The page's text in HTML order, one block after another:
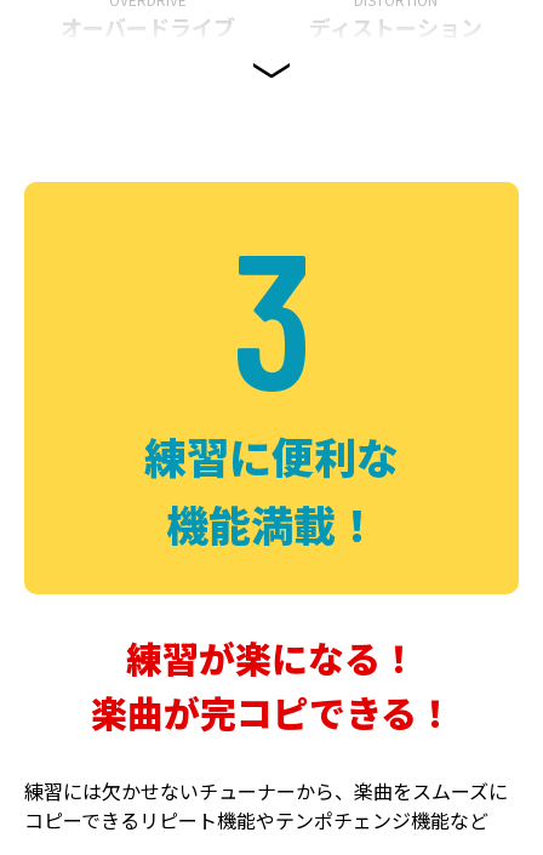
オーバードライブ ディストーション
DELAY PHASER
3
練習に便利な
機能満載！
練習が楽になる！
楽曲が完コピできる！
練習には欠かせないチューナーから、楽曲をスムーズに
コピーできるリピート機能やテンポチェンジ機能など